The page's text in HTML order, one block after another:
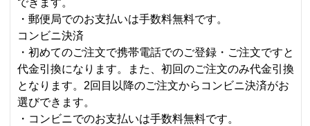
できます。
・郵便局でのお支払いは手数料無料です。
コンビニ決済
・初めてのご注文で携帯電話でのご登録・ご注文ですと
代金引換になります。また、初回のご注文のみ代金引換
となります。2回目以降のご注文からコンビニ決済がお
選びできます。
・コンビニでのお支払いは手数料無料です。